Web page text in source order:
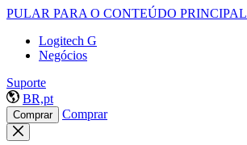
PULAR PARA O CONTEÚDO PRINCIPAL
Logitech G
Negócios
Suporte
BR,pt
Comprar Comprar